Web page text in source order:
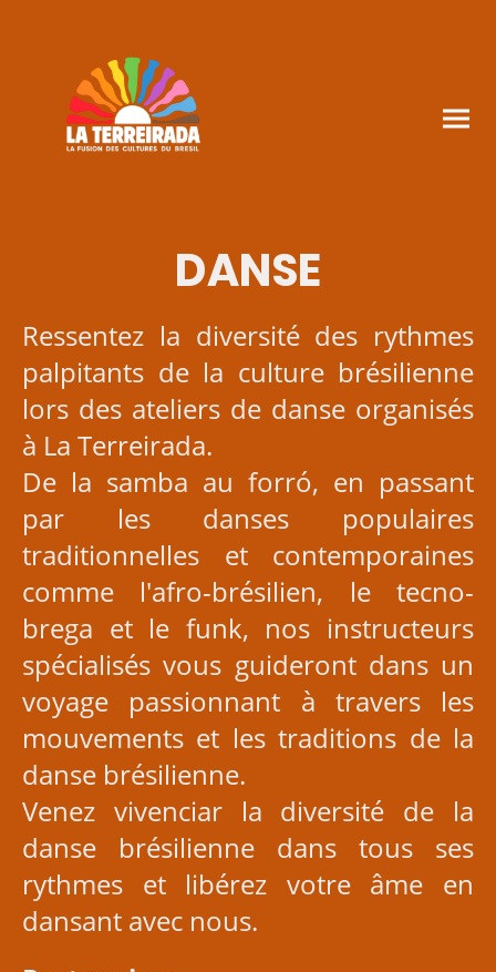
DANSE
Ressentez la diversité des rythmes
palpitants de la culture brésilienne
lors des ateliers de danse organisés
à La Terreirada.
De la samba au forró, en passant
par les danses populaires
traditionnelles et contemporaines
comme l'afro-brésilien, le tecno-
brega et le funk, nos instructeurs
spécialisés vous guideront dans un
voyage passionnant à travers les
mouvements et les traditions de la
danse brésilienne.
Venez vivenciar la diversité de la
danse brésilienne dans tous ses
rythmes et libérez votre âme en
dansant avec nous.